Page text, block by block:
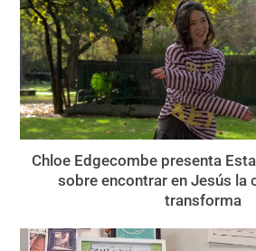
Chloe Edgecombe presenta
sobre encontrar en Jesús la
transforma